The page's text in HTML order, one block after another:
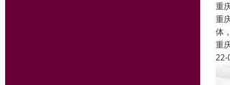
重
重
体
重
22-